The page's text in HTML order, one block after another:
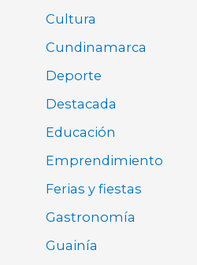
Cultura
Cundinamarca
Deporte
Destacada
Educación
Emprendimiento
Ferias y fiestas
Gastronomía
Guainía